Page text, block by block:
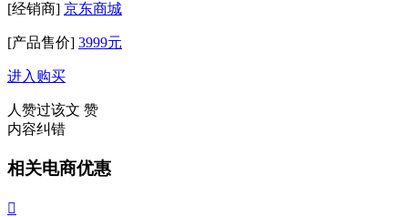
[经销商] 京东商城
[产品售价] 3999元
进入购买
人赞过该文 赞
内容纠错
相关电商优惠
